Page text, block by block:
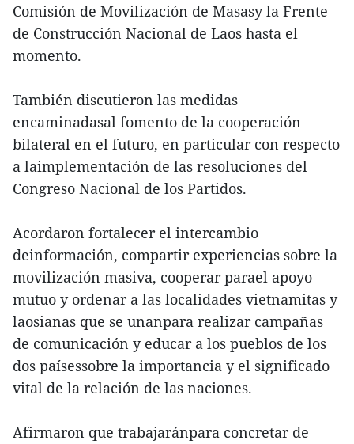
Comisión de Movilización de Masasy la Frente
de Construcción Nacional de Laos hasta el
momento.
También discutieron las medidas
encaminadasal fomento de la cooperación
bilateral en el futuro, en particular con respecto
a laimplementación de las resoluciones del
Congreso Nacional de los Partidos.
Acordaron fortalecer el intercambio
deinformación, compartir experiencias sobre la
movilización masiva, cooperar parael apoyo
mutuo y ordenar a las localidades vietnamitas y
laosianas que se unanpara realizar campañas
de comunicación y educar a los pueblos de los
dos paísessobre la importancia y el significado
vital de la relación de las naciones.
Afirmaron que trabajaránpara concretar de